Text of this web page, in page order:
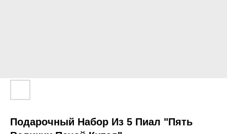
Подарочный Набор Из 5 Пиал "Пять